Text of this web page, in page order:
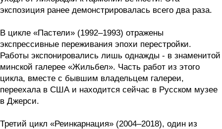
экспозиция ранее демонстрировалась всего два раза.
В цикле «Пастели» (1992–1993) отражены
экспрессивные переживания эпохи перестройки.
Работы экспонировались лишь однажды - в знаменитой
минской галерее «Жильбел». Часть работ из этого
цикла, вместе с бывшим владельцем галереи,
переехала в США и находится сейчас в Русском музее
в Джерси.
Третий цикл «Реинкарнация» (2004–2018), один из